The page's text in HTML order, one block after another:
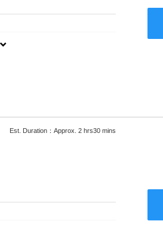
Est. Duration：Approx. 2 hrs30 mins